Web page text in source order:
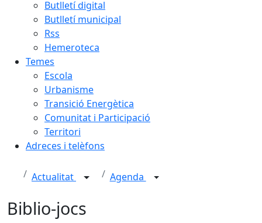
Butlletí digital
Butlletí municipal
Rss
Hemeroteca
Temes
Escola
Urbanisme
Transició Energètica
Comunitat i Participació
Territori
Adreces i telèfons
Actualitat Agenda
Biblio-jocs